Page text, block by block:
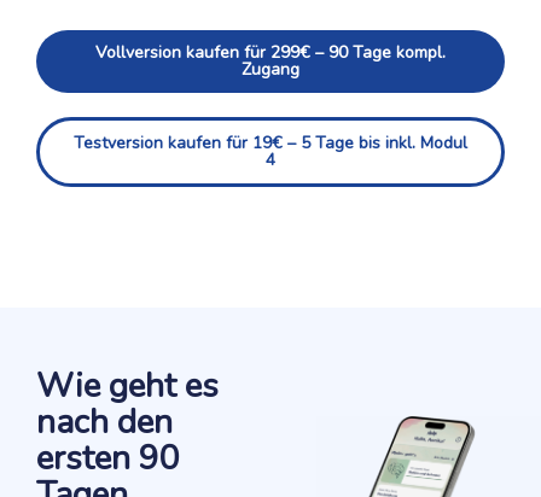
Vollversion kaufen für 299€ – 90 Tage kompl.
Zugang
Testversion kaufen für 19€ – 5 Tage bis inkl. Modul
4
Wie geht es
nach den
ersten 90